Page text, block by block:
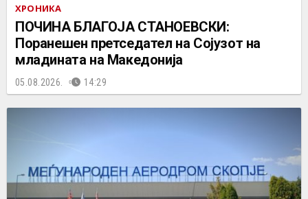
ХРОНИКА
ПОЧИНА БЛАГОЈА СТАНОЕВСКИ:
Поранешен претседател на Сојузот на
младината на Македонија
05.08.2026. 14:29